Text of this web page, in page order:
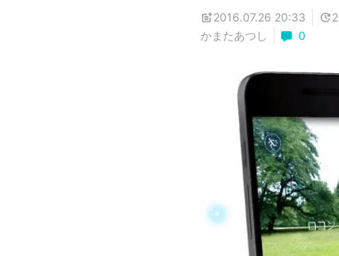
2016.07.26 20:33
かまたあつし
0